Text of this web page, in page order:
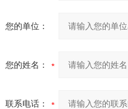
您的单位：
您的姓名：
联系电话：